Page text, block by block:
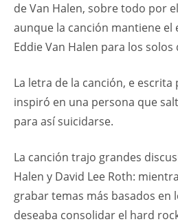
de Van Halen, sobre todo por
aunque la canción mantiene
Eddie Van Halen para los
La letra de la canción, e escrita
inspiró en una persona que
para así suicidarse.
La canción trajo grandes
Halen y David Lee Roth:
grabar temas más basados en
deseaba consolidar el hard